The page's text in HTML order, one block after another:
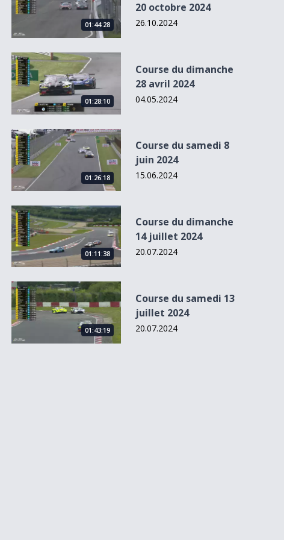
01:44:28
20 octobre 2024
26.10.2024
Course du dimanche 28 avril 2024
01:28:10
Course du dimanche
28 avril 2024
04.05.2024
Course du samedi 8 juin 2024
01:26:18
Course du samedi 8
juin 2024
15.06.2024
Course du dimanche 14 juillet 2024
01:11:38
Course du dimanche
14 juillet 2024
20.07.2024
Course du samedi 13 juillet 2024
01:43:19
Course du samedi 13
juillet 2024
20.07.2024